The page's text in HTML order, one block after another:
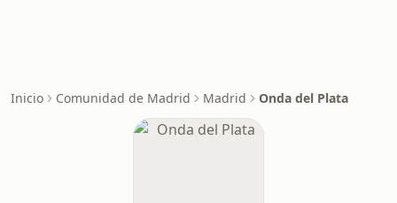
Inicio Comunidad de Madrid Madrid Onda del Plata